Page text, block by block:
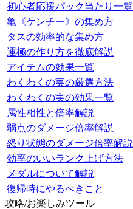
初心者応援パック当たり一覧
亀《ケンチー》の集め方
タスの効率的な集め方
運極の作り方を徹底解説
アイテムの効果一覧
わくわくの実の厳選方法
わくわくの実の効果一覧
属性相性と倍率解説
弱点のダメージ倍率解説
怒り状態のダメージ倍率解説
効率のいいランク上げ方法
メダルについて解説
復帰時にやるべきこと
攻略/お楽しみツール